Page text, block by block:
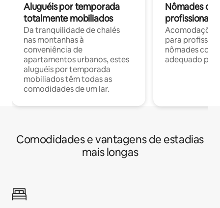
Aluguéis por temporada
totalmente mobiliados
Da tranquilidade de chalés
nas montanhas à
conveniência de
apartamentos urbanos, estes
aluguéis por temporada
mobiliados têm todas as
comodidades de um lar.
Nômades
profissionais
para
nômades com
adequado
Comodidades e vantagens de estadias
mais longas